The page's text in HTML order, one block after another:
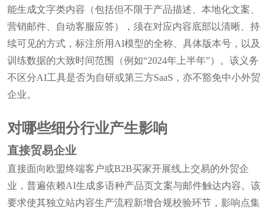
能生成文字类内容（包括但不限于产品描述、本地化文案、
营销邮件、自动客服应答），须在对应内容底部以清晰、持
续可见的方式，标注所用AI模型的全称、具体版本号，以及
训练数据的大致时间范围（例如“2024年上半年”）。该义务
不区分AI工具是否为自研或第三方SaaS，亦不豁免中小外贸
企业。
对哪些细分行业产生影响
直接贸易企业
直接面向欧盟终端客户或B2B买家开展线上交易的外贸企
业，普遍依赖AI生成多语种产品页文案与邮件触达内容。该
要求使其独立站内容生产流程新增合规校验环节，影响点集